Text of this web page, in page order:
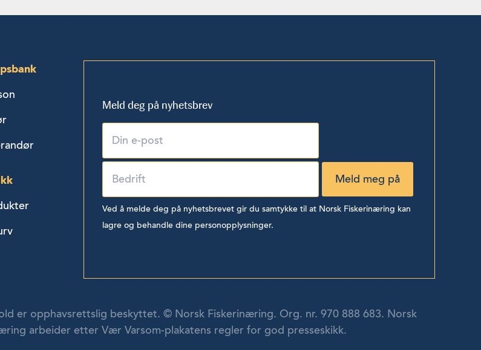
Meld deg på nyhetsbrev
Ved å melde deg på nyhetsbrevet gir du samtykke til at Norsk Fiskerinæring kan
lagre og behandle dine personopplysninger.
er opphavsrettslig beskyttet. © Norsk Fiskerinæring. Org. nr. 970 888 683. Norsk
arbeider etter Vær Varsom-plakatens regler for god presseskikk.